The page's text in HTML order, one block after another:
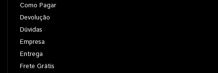
Como Pagar
Devolução
Dúvidas
Empresa
Entrega
Frete Grátis